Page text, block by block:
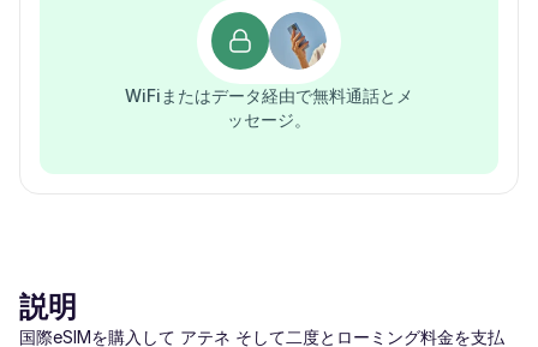
WiFiまたはデータ経由で無料通話とメ
ッセージ。
説明
国際eSIMを購入して アテネ そして二度とローミング料金を支払